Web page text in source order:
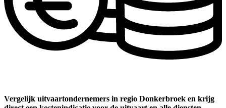
Vergelijk uitvaartondernemers in regio Donkerbroek en krijg